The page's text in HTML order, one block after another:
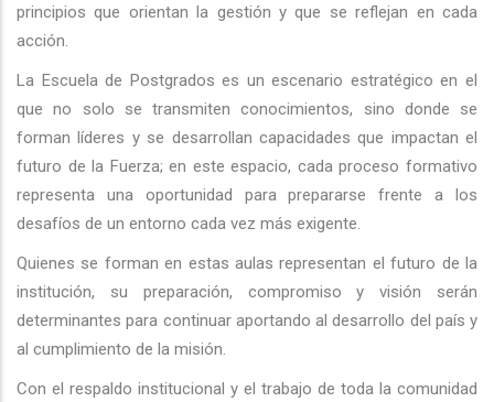
principios que orientan la gestión y que se reflejan en cada
acción.
La Escuela de Postgrados es un escenario estratégico en el
que no solo se transmiten conocimientos, sino donde se
forman líderes y se desarrollan capacidades que impactan el
futuro de la Fuerza; en este espacio, cada proceso formativo
representa una oportunidad para prepararse frente a los
desafíos de un entorno cada vez más exigente.
Quienes se forman en estas aulas representan el futuro de la
institución, su preparación, compromiso y visión serán
determinantes para continuar aportando al desarrollo del país y
al cumplimiento de la misión.
Con el respaldo institucional y el trabajo de toda la comunidad